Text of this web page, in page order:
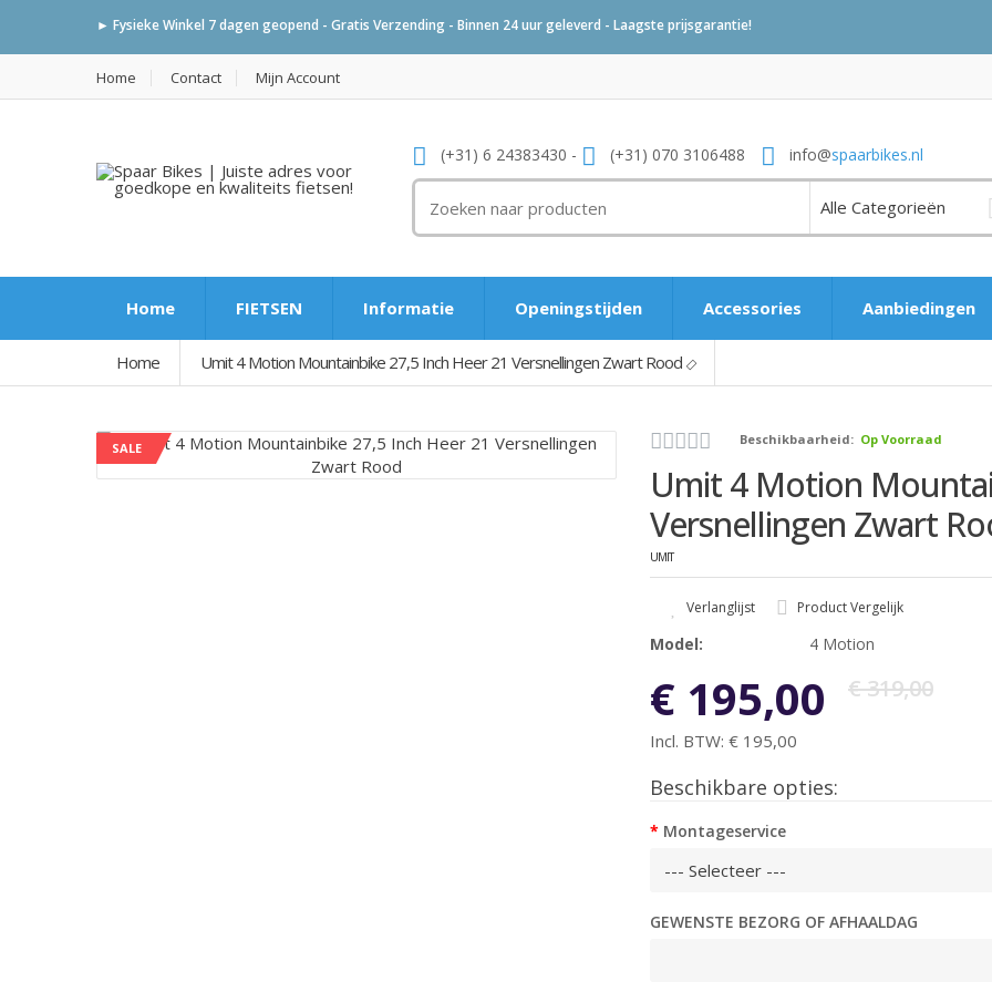
► Fysieke Winkel 7 dagen geopend - Gratis Verzending - Binnen 24 uur geleverd - Laagste prijsgarantie!
Home Contact Mijn Account
(+31) 6 24383430 - (+31) 070 3106488 info@spaarbikes.nl
Home FIETSEN Informatie Openingstijden Accessories Aanbiedingen
Home Umit 4 Motion Mountainbike 27,5 Inch Heer 21 Versnellingen Zwart Rood
SALE
Beschikbaarheid: Op Voorraad
Umit 4 Motion
Versnellingen Zwart
UMIT
Verlanglijst Product Vergelijk
Model: 4 Motion
€ 195,00 € 319,00
Incl. BTW: € 195,00
Beschikbare opties:
Montageservice
GEWENSTE BEZORG OF AFHAALDAG